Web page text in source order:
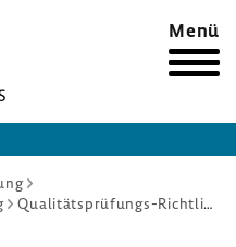
Menü
Qualitätsprüfungs-Richtlinie vertragszahnärztliche Versorgung: Änderung § 7